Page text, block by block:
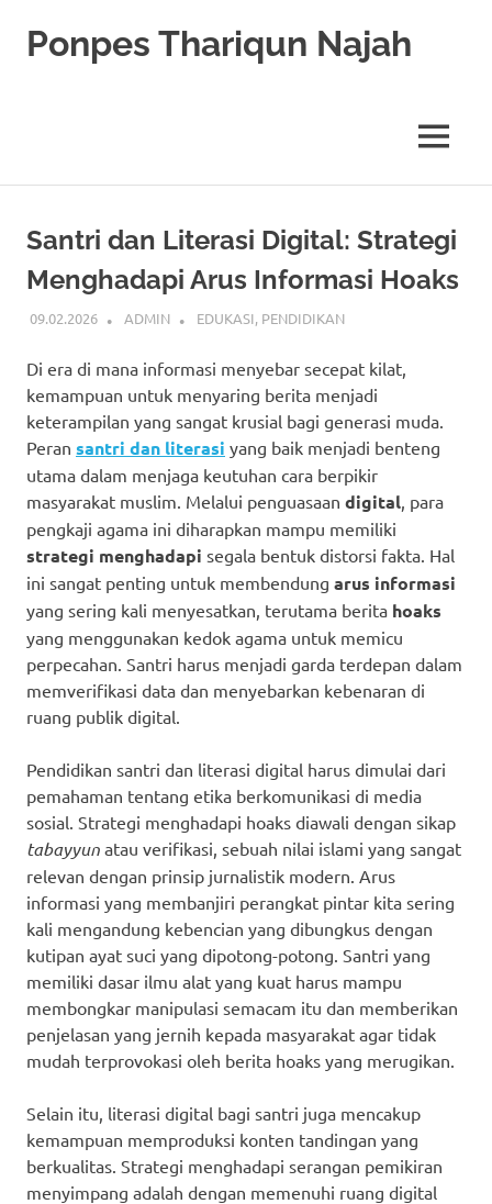
Ponpes Thariqun Najah
MENU
Santri dan Literasi Digital: Strategi
Menghadapi Arus Informasi Hoaks
09.02.2026 ADMIN EDUKASI, PENDIDIKAN
Di era di mana informasi menyebar secepat kilat,
kemampuan untuk menyaring berita menjadi
keterampilan yang sangat krusial bagi generasi muda.
Peran santri dan literasi yang baik menjadi benteng
utama dalam menjaga keutuhan cara berpikir
masyarakat muslim. Melalui penguasaan digital , para
pengkaji agama ini diharapkan mampu memiliki
strategi menghadapi segala bentuk distorsi fakta. Hal
ini sangat penting untuk membendung arus informasi
yang sering kali menyesatkan, terutama berita hoaks
yang menggunakan kedok agama untuk memicu
perpecahan. Santri harus menjadi garda terdepan dalam
memverifikasi data dan menyebarkan kebenaran di
ruang publik digital.
Pendidikan santri dan literasi digital harus dimulai dari
pemahaman tentang etika berkomunikasi di media
sosial. Strategi menghadapi hoaks diawali dengan sikap
tabayyun atau verifikasi, sebuah nilai islami yang sangat
relevan dengan prinsip jurnalistik modern. Arus
informasi yang membanjiri perangkat pintar kita sering
kali mengandung kebencian yang dibungkus dengan
kutipan ayat suci yang dipotong-potong. Santri yang
memiliki dasar ilmu alat yang kuat harus mampu
membongkar manipulasi semacam itu dan memberikan
penjelasan yang jernih kepada masyarakat agar tidak
mudah terprovokasi oleh berita hoaks yang merugikan.
Selain itu, literasi digital bagi santri juga mencakup
kemampuan memproduksi konten tandingan yang
berkualitas. Strategi menghadapi serangan pemikiran
menyimpang adalah dengan memenuhi ruang digital